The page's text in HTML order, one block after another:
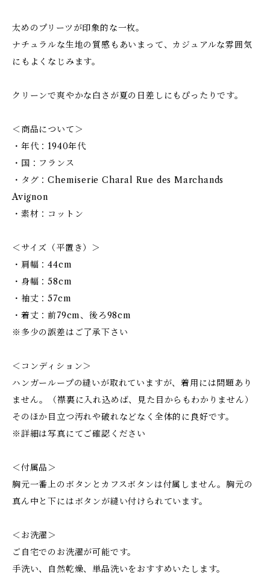
太めのプリーツが印象的な一枚。
ナチュラルな生地の質感もあいまって、カジュアルな雰囲気
にもよくなじみます。
クリーンで爽やかな白さが夏の日差しにもぴったりです。
＜商品について＞
・年代：1940年代
・国：フランス
・タグ：Chemiserie Charal Rue des Marchands
Avignon
・素材：コットン
＜サイズ（平置き）＞
・肩幅：44cm
・身幅：58cm
・袖丈：57cm
・着丈：前79cm、後ろ98cm
※多少の誤差はご了承下さい
＜コンディション＞
ハンガーループの縫いが取れていますが、着用には問題あり
ません。（襟裏に入れ込めば、見た目からもわかりません）
そのほか目立つ汚れや破れなどなく全体的に良好です。
※詳細は写真にてご確認ください
＜付属品＞
胸元一番上のボタンとカフスボタンは付属しません。胸元の
真ん中と下にはボタンが縫い付けられています。
＜お洗濯＞
ご自宅でのお洗濯が可能です。
手洗い、自然乾燥、単品洗いをおすすめいたします。